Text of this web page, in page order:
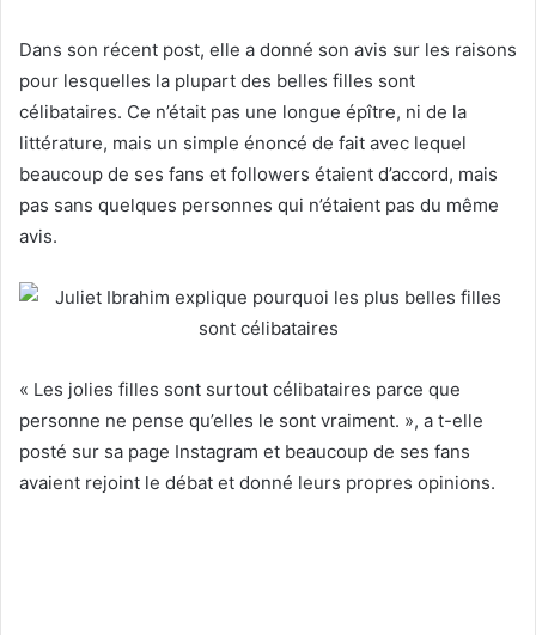
Dans son récent post, elle a donné son avis sur les raisons
pour lesquelles la plupart des belles filles sont
célibataires. Ce n’était pas une longue épître, ni de la
littérature, mais un simple énoncé de fait avec lequel
beaucoup de ses fans et followers étaient d’accord, mais
pas sans quelques personnes qui n’étaient pas du même
avis.
« Les jolies filles sont surtout célibataires parce que
personne ne pense qu’elles le sont vraiment. », a t-elle
posté sur sa page Instagram et beaucoup de ses fans
avaient rejoint le débat et donné leurs propres opinions.